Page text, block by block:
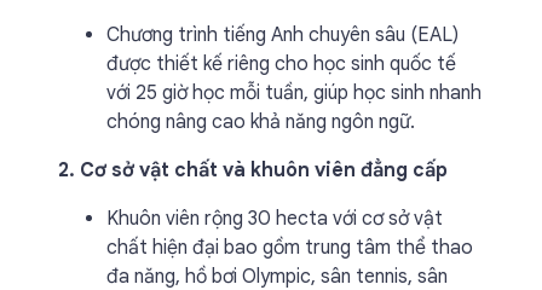
Chương trình tiếng Anh chuyên sâu (EAL)
được thiết kế riêng cho học sinh quốc tế
với 25 giờ học mỗi tuần, giúp học sinh nhanh
chóng nâng cao khả năng ngôn ngữ.
2. Cơ sở vật chất và khuôn viên đẳng cấp
Khuôn viên rộng 30 hecta với cơ sở vật
chất hiện đại bao gồm trung tâm thể thao
đa năng, hồ bơi Olympic, sân tennis, sân